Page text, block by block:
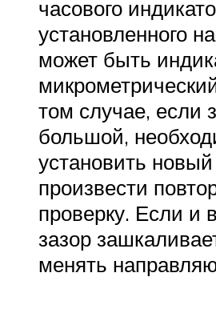
часового
установленного
может быть
том случае, если
большой,
установить
произвести
проверку. Если и
зазор
менять